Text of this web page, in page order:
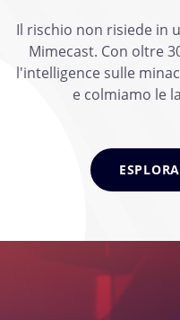
Il rischio non risiede in
Mimecast. Con oltre
l'intelligence sulle
e colmiamo le